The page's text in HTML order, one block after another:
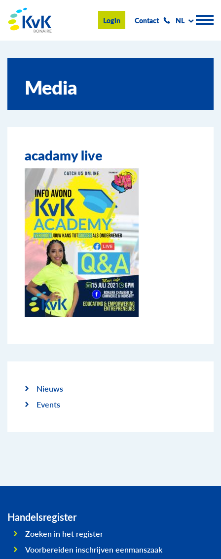
KvK Bonaire
Login Contact NL
Advies en informatie
Ondernemen op Bonaire
Nieuws & Events
Zoeken
Media
acadamy live
Nieuws
Events
Handelsregister
Zoeken in het register
Voorbereiden inschrijven eenmanszaak